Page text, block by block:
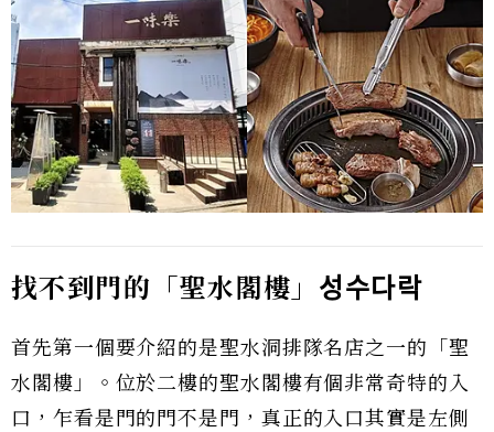
找不到門的「聖水閣樓」 성수다락
首先第一個要介紹的是聖水洞排隊名店之一的「聖
水閣樓」。位於二樓的聖水閣樓有個非常奇特的入
口，乍看是門的門不是門，真正的入口其實是左側